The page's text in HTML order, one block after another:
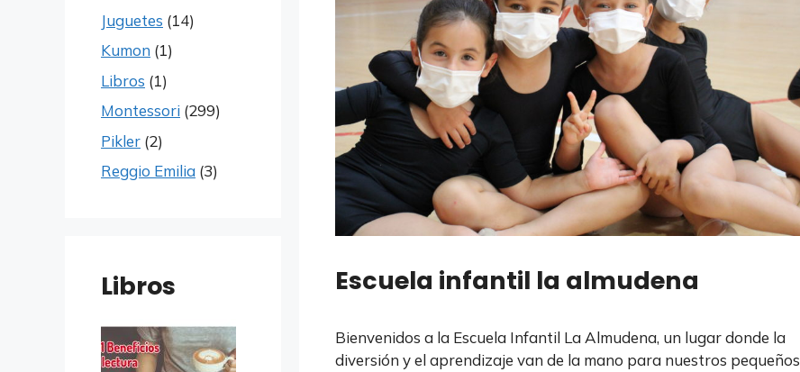
Escuela infantil la almudena
Bienvenidos a la Escuela Infantil La Almudena, un lugar donde la
diversión y el aprendizaje van de la mano para nuestros pequeños
Juguetes (14)
Kumon (1)
Libros (1)
Montessori (299)
Pikler (2)
Reggio Emilia (3)
Libros